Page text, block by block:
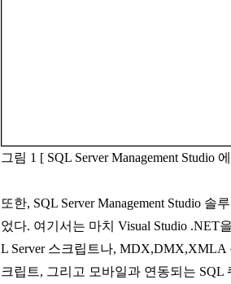
그림 1 [ SQL Server Management Studio
또한, SQL Server Management Studio
었다. 여기서는 마치 Visual Studio .NET
L Server 스크립트나, MDX,DMX,XMLA
크립트, 그리고 모바일과 연동되는 SQL